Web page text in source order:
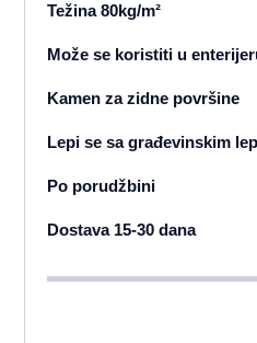
Težina 80kg/m²
Može se koristiti u
Kamen za zidne površine
Lepi se sa građevinskim
Po porudžbini
Dostava 15-30 dana